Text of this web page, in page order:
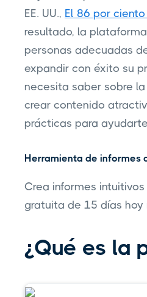
EE. UU., El 86 por
resultado, la
personas adecuadas
expandir con éxito su
necesita saber sobre
crear contenido
prácticas para
Herramienta de informes
Crea informes
gratuita de 15 días hoy
¿Qué es la